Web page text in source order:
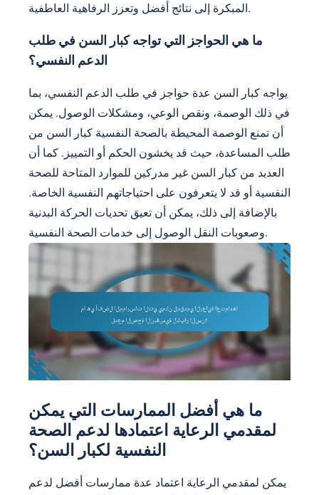
المبكرة إلى نتائج أفضل وتعزز الرفاهية العاطفية.
ما هي الحواجز التي تواجه كبار السن في طلب
الدعم النفسي؟
يواجه كبار السن عدة حواجز في طلب الدعم النفسي، بما
في ذلك الوصمة، ونقص الوعي، ومشكلات الوصول. يمكن
أن تمنع الوصمة المحيطة بالصحة النفسية كبار السن من
طلب المساعدة، حيث قد يخشون الحكم أو التمييز. كما أن
العديد من كبار السن غير مدركين للموارد المتاحة للصحة
النفسية أو قد لا يتعرفون على احتياجاتهم النفسية الخاصة.
بالإضافة إلى ذلك، يمكن أن تعيق تحديات الحركة البدنية
وصعوبات النقل الوصول إلى خدمات الصحة النفسية.
ما هي أفضل الممارسات التي يمكن
لمقدمي الرعاية اعتمادها لدعم الصحة
النفسية لكبار السن؟
يمكن لمقدمي الرعاية اعتماد عدة ممارسات أفضل لدعم